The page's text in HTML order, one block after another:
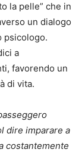
la pelle” che in
un dialogo
psicologo.
a
favorendo un
di vita.
dire imparare a
costantemente